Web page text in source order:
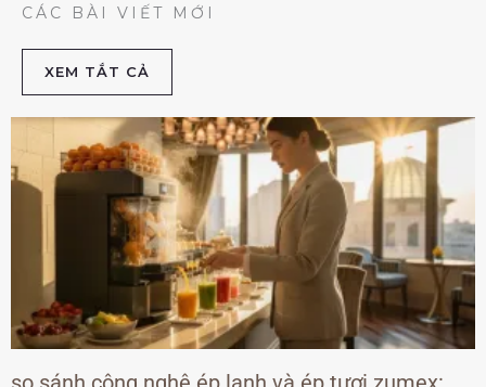
CÁC BÀI VIẾT MỚI
XEM TẮT CẢ